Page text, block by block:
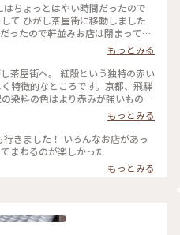
はちょっとはやい時間だったので
て ひがし茶屋街に移動しました
ったので軒並みお店は閉まってる
金箔ソフトも油取り紙も買えな
べ歩きやお買い物ができない代わ
なった古い街並みを 観光客少な
れでヨシです👍 賑やかなひがし
に取っておくとして 昔の風情を
なりました🚶🚶‍♀️ （2024.8.11） #
ん #夕涼み #お散歩 #
もっとみる
という独特の赤い
特徴的なところです。京都、飛騨
染料の色はより赤みが強いものだ
ような細い格子を見かけました。
きました。 石畳の上をのんびり
トロな街
もっとみる
きました！ いろんなお店があっ
まわるのが楽しかった
もっとみる